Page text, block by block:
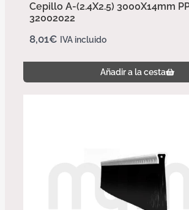
Cepillo A-(2.4X2.5) 3000X14mm
32002022
8,01€ IVA incluido
Añadir a la cesta